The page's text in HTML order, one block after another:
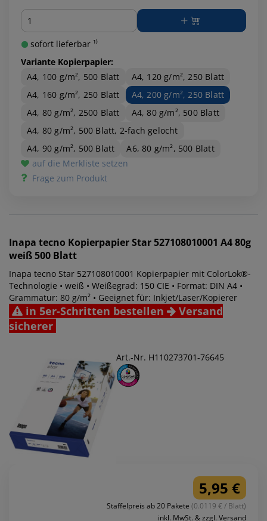
Menge
sofort lieferbar ¹⁾
Variante Kopierpapier:
A4, 100 g/m², 500 Blatt
A4, 120 g/m², 250 Blatt
A4, 160 g/m², 250 Blatt
A4, 200 g/m², 250 Blatt
A4, 80 g/m², 2500 Blatt
A4, 80 g/m², 500 Blatt
A4, 80 g/m², 500 Blatt, 2-fach gelocht
A4, 90 g/m², 500 Blatt
A6, 80 g/m², 500 Blatt
auf die Merkliste setzen
Frage zum Produkt
Inapa tecno Kopierpapier Star 527108010001 A4 80g
weiß 500 Blatt
Inapa tecno Star 527108010001 Kopierpapier mit ColorLok®-
Technologie • weiß • Weißegrad: 150 CIE • Format: DIN A4 •
Grammatur: 80 g/m² • Geeignet für: Inkjet/Laser/Kopierer
in 5er-Schritten bestellen
Versand
sicherer
Art.-Nr. H110273701-76645
5,95 €
Staffelpreis ab 20 Pakete (0.0119 € / Blatt)
inkl. MwSt. & zzgl. Versand